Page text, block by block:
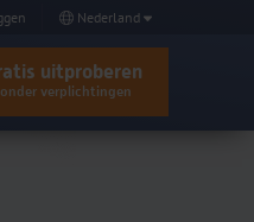
Nederland
uitproberen
verplichtingen